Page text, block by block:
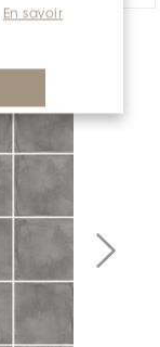
En savoir